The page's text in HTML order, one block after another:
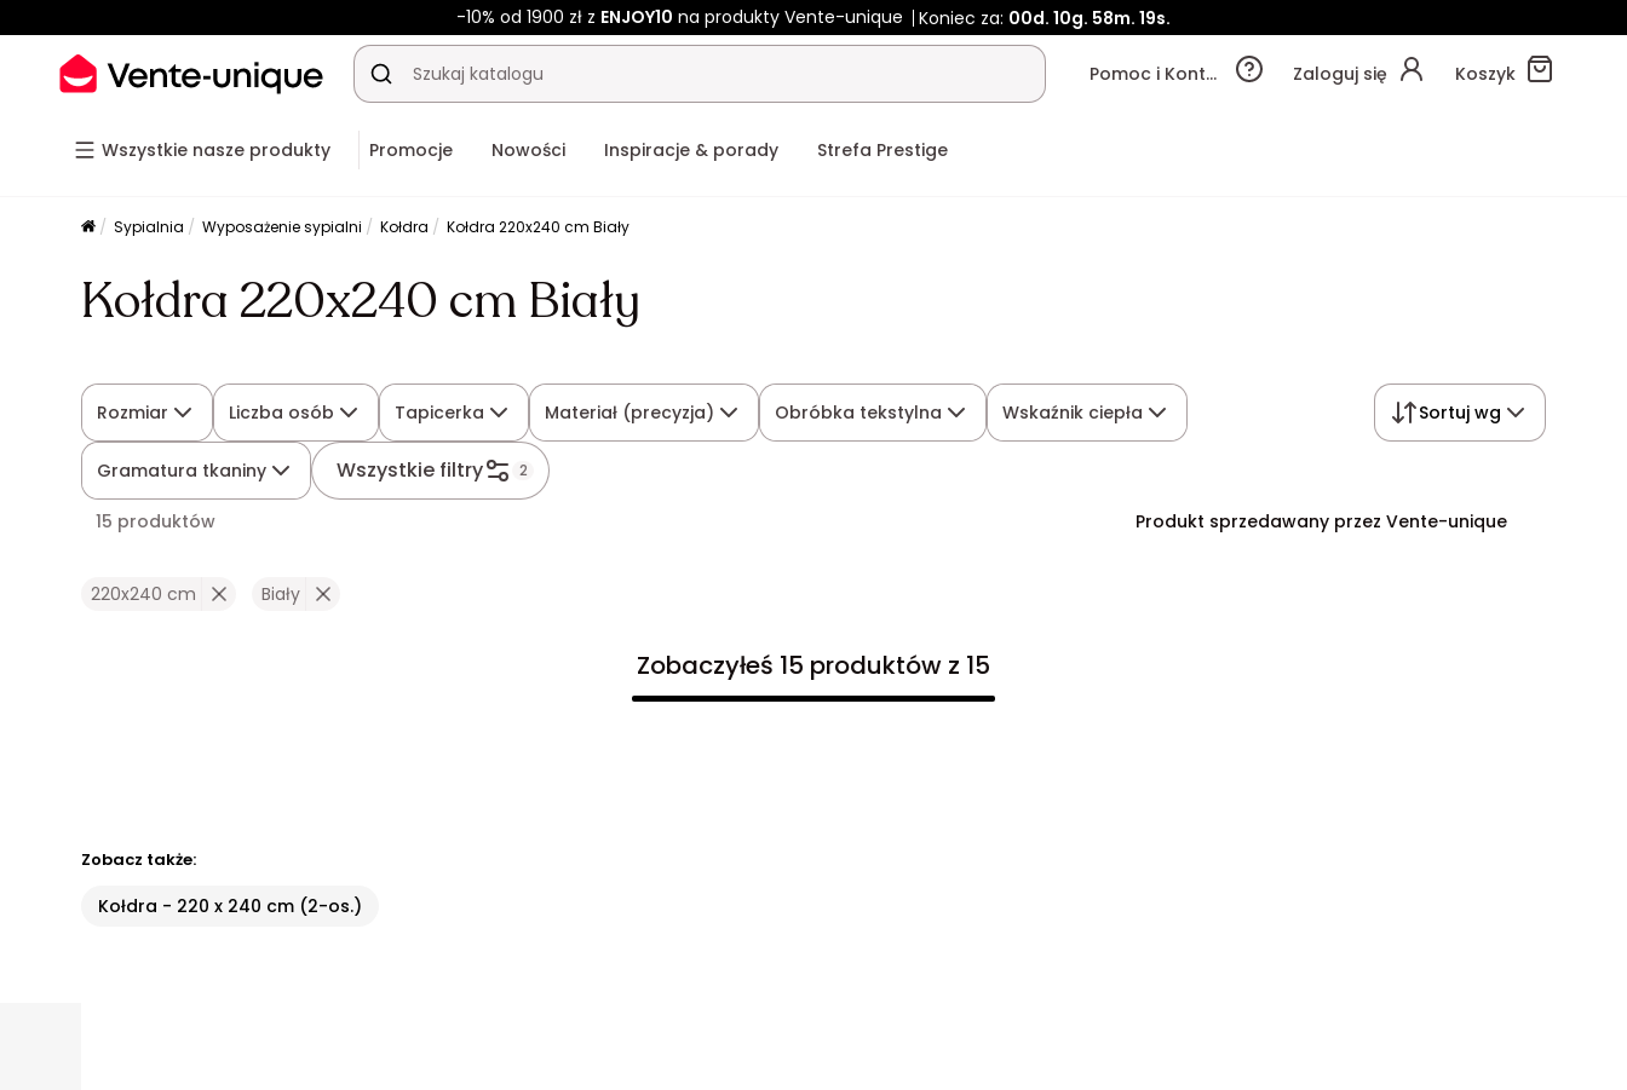
-10% od 1900 zł z ENJOY10 na produkty Vente-unique Koniec za: 00d. 10g. 58m. 17s.
Pomoc i Kontakt Zaloguj się Koszyk
Wszystkie nasze produkty Promocje Nowości Inspiracje & porady Strefa Prestige
Sypialnia Wyposażenie sypialni Kołdra Kołdra 220x240 cm Biały
Kołdra 220x240 cm Biały
Rozmiar Liczba osób Tapicerka Materiał (precyzja) Obróbka tekstylna Wskaźnik ciepła
Gramatura tkaniny Wszystkie filtry 2
Sortuj wg
15 produktów Produkt sprzedawany przez Vente-unique
220x240 cm Biały
Zobaczyłeś 15 produktów z 15
Zobacz także:
Kołdra - 220 x 240 cm (2-os.)